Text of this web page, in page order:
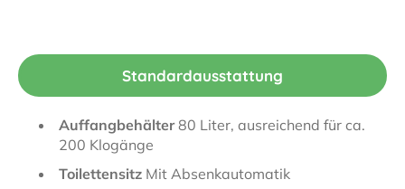
Standardausstattung
Auffangbehälter80 Liter, ausreichend für ca.
200 Klogänge
Toilettensitz Mit Absenkautomatik